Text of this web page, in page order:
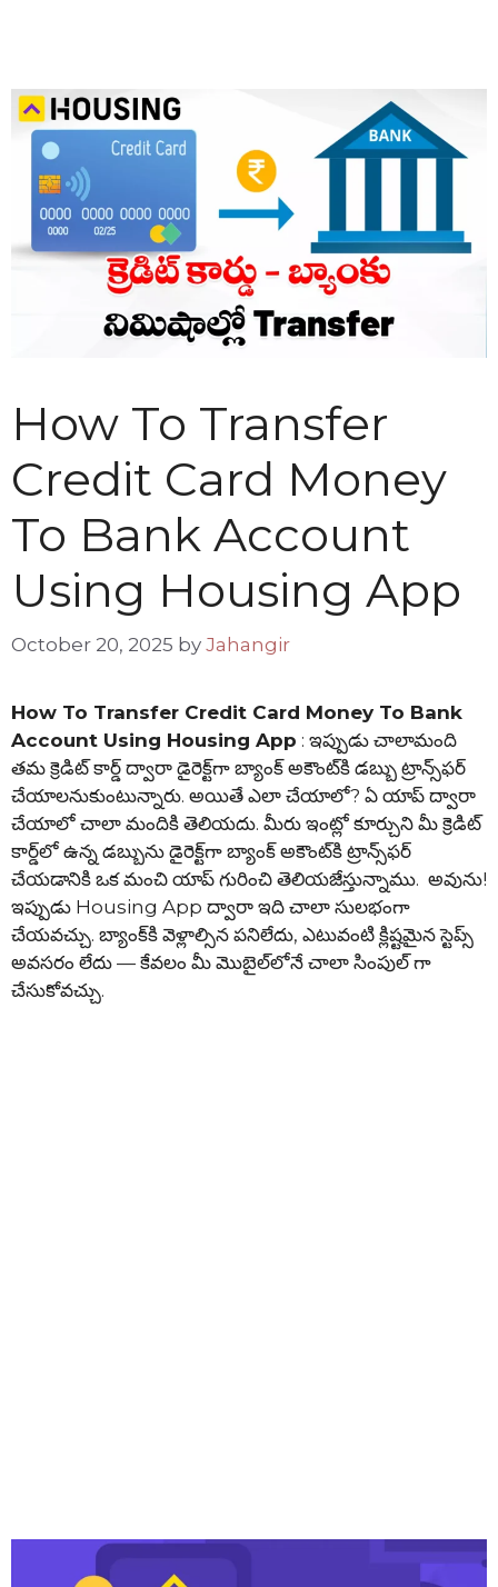
How To Transfer
Credit Card Money
To Bank Account
Using Housing App
October 20, 2025 by Jahangir
How To Transfer Credit Card Money To Bank
Account Using Housing App : ఇప్పుడు చాలామంది
తమ క్రెడిట్ కార్డ్ ద్వారా డైరెక్ట్‌గా బ్యాంక్ అకౌంట్‌కి డబ్బు ట్రాన్స్‌ఫర్
చేయాలనుకుంటున్నారు. అయితే ఎలా చేయాలో? ఏ యాప్ ద్వారా
చేయాలో చాలా మందికి తెలియదు. మీరు ఇంట్లో కూర్చుని మీ క్రెడిట్
కార్డ్‌లో ఉన్న డబ్బును డైరెక్ట్‌గా బ్యాంక్ అకౌంట్‌కి ట్రాన్స్‌ఫర్
చేయడానికి ఒక మంచి యాప్ గురించి తెలియజేస్తున్నాము. అవును!
ఇప్పుడు Housing App ద్వారా ఇది చాలా సులభంగా
చేయవచ్చు. బ్యాంక్‌కి వెళ్లాల్సిన పనిలేదు, ఎటువంటి క్లిష్టమైన స్టెప్స్‌
అవసరం లేదు — కేవలం మీ మొబైల్‌లోనే చాలా సింపుల్ గా
చేసుకోవచ్చు.